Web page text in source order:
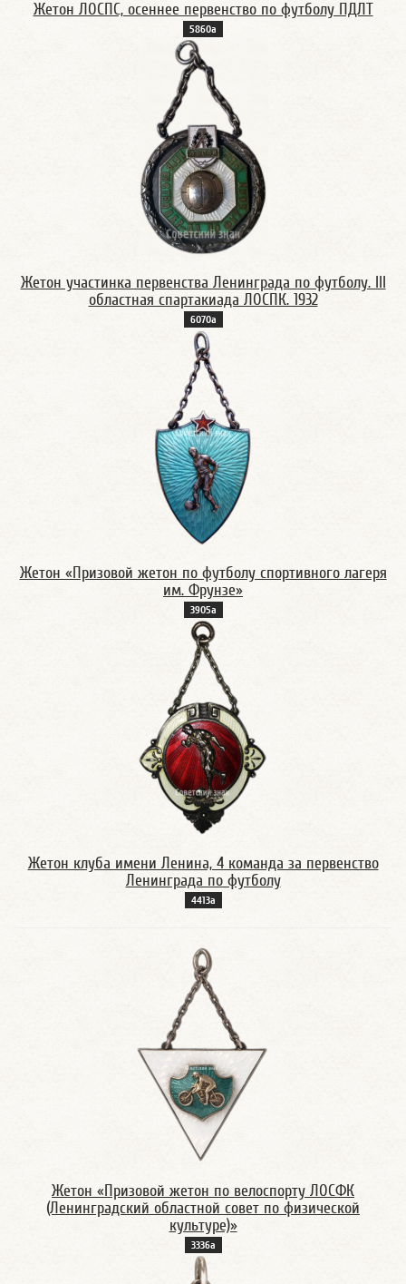
Жетон ЛОСПС, осеннее первенство по футболу ПДЛТ
5860а
Жетон участинка первенства Ленинграда по футболу. III
областная спартакиада ЛОСПК. 1932
6070а
Жетон «Призовой жетон по футболу спортивного лагеря
им. Фрунзе»
3905а
Жетон клуба имени Ленина, 4 команда за первенство
Ленинграда по футболу
4413а
Жетон «Призовой жетон по велоспорту ЛОСФК
(Ленинградский областной совет по физической
культуре)»
3336а